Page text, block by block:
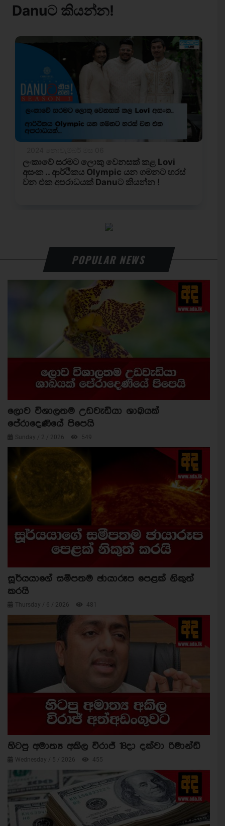
POPULAR NEWS
ලොව විශාලතම උඩවැඩියා ශාඛයක්
පේරාදෙණියේ පිපෙයි
Sunday / 2 / 2026 549
සූර්යයාගේ සමීපතම ඡායාරූප පෙළක් නිකුත්
කරයි
Thursday / 6 / 2026 481
හිටපු අමාත්‍ය අකිල විරාජ් 18දා දක්වා රිමාන්ඩ්
Wednesday / 5 / 2026 455